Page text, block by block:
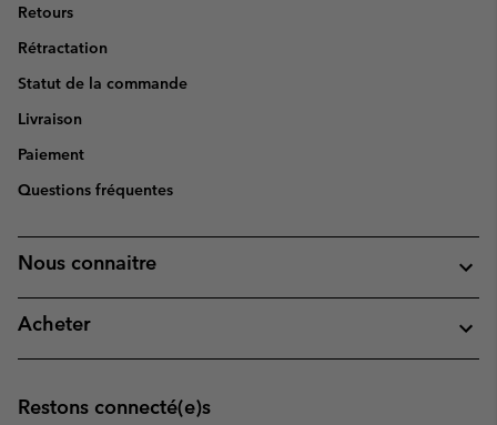
Retours
Rétractation
Statut de la commande
Livraison
Paiement
Questions fréquentes
Nous connaitre
Acheter
Restons connecté(e)s